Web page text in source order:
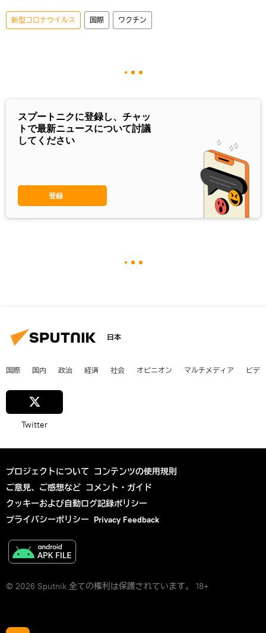
新型コロナウイルス 国際 ワクチン
スプートニクに登録し、チャッ
トで最新ニュースについて討議
してください
登録
日本
国際 国内 政治 経済 社会 オピニオン マルチメディア ビデ
Twitter
プロジェクトについて コンテンツの使用規則
ご意見、ご感想など コメント・ガイド
クッキーおよび自動ログ記録ポリシー
プライバシーポリシー Privacy Feedback
© 2026 Sputnik 全ての権利は保護されています。 18+